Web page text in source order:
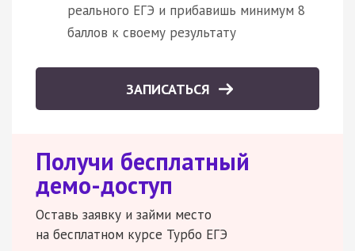
реального ЕГЭ и прибавишь минимум 8
баллов к своему результату
ЗАПИСАТЬСЯ
Получи бесплатный
демо-доступ
Оставь заявку и займи место
на бесплатном курсе Турбо ЕГЭ